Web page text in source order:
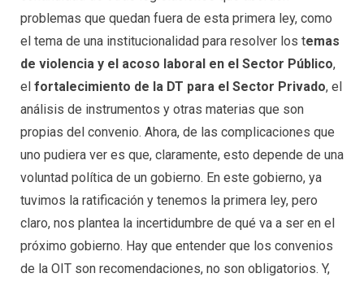
problemas que quedan fuera de esta primera ley, como
el tema de una institucionalidad para resolver los temas
de violencia y el acoso laboral en el Sector Público,
el fortalecimiento de la DT para el Sector Privado, el
análisis de instrumentos y otras materias que son
propias del convenio. Ahora, de las complicaciones que
uno pudiera ver es que, claramente, esto depende de una
voluntad política de un gobierno. En este gobierno, ya
tuvimos la ratificación y tenemos la primera ley, pero
claro, nos plantea la incertidumbre de qué va a ser en el
próximo gobierno. Hay que entender que los convenios
de la OIT son recomendaciones, no son obligatorios. Y,